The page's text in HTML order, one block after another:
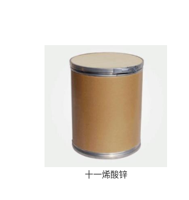
十一烯酸锌